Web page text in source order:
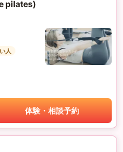
pilates)
人
体験・相談予約